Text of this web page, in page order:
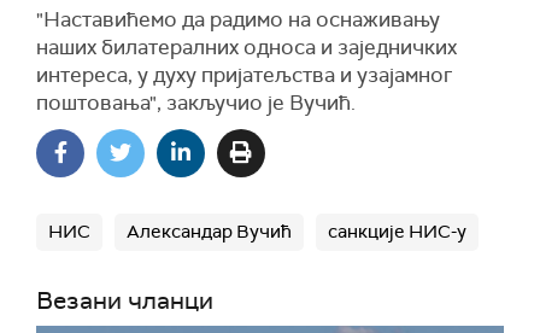
"Наставићемо да радимо на оснаживању
наших билатералних односа и заједничких
интереса, у духу пријатељства и узајамног
поштовања", закључио је Вучић.
НИС Александар Вучић санкције НИС-у
Везани чланци